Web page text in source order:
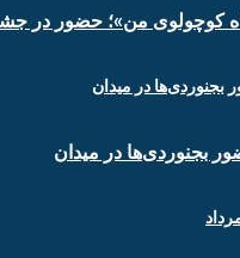
کوچولوی من»؛ حضور در
بجنوردی‌ها در میدان